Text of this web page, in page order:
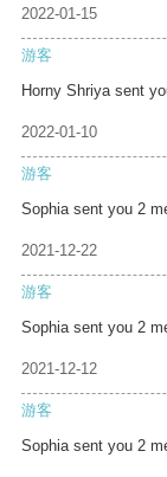
2022-01-15
游客
Horny Shriya sent
2022-01-10
游客
Sophia sent you 2
2021-12-22
游客
Sophia sent you 2
2021-12-12
游客
Sophia sent you 2